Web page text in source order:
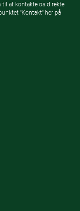
at kontakte os direkte
"Kontakt" her på